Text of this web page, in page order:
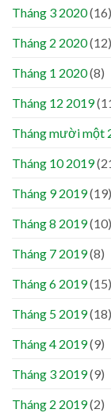
Tháng 3 2020(16)
Tháng 2 2020(12)
Tháng 1 2020(8)
Tháng 12 2019
Tháng mười một
Tháng 10 2019
Tháng 9 2019(19)
Tháng 8 2019(10)
Tháng 7 2019(8)
Tháng 6 2019(15)
Tháng 5 2019(18)
Tháng 4 2019(9)
Tháng 3 2019(9)
Tháng 2 2019(2)